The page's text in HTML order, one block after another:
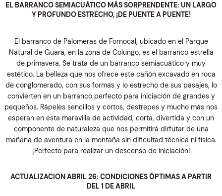
EL BARRANCO SEMIACUÁTICO MÁS SORPRENDENTE: UN LARGO
Y PROFUNDO ESTRECHO, ¡DE PUENTE A PUENTE!
El barranco de Palomeras de Fornocal, ubicado en el Parque
Natural de Guara, en la zona de Colungo, es el barranco estrella
de primavera. Se trata de un barranco semiacuático y muy
estético. La belleza que nos ofrece este cañón excavado en roca
de conglomerado, con sus formas y lo estrecho de sus pasajes, lo
convierten en un barranco perfecto para iniciación de grandes y
pequeños. Rápeles sencillos y cortos, destrepes y mucho más nos
esperan en esta maravilla de actividad, corta, divertida y con un
componente de naturaleza que nos permitirá dirfutar de una
mañana de aventura en la montaña sin dificultad técnica ni física.
¡Perfecto para realizar un descenso de iniciación!
ACTUALIZACION ABRIL 26: CONDICIONES ÓPTIMAS A PARTIR
DEL 1 DE ABRIL